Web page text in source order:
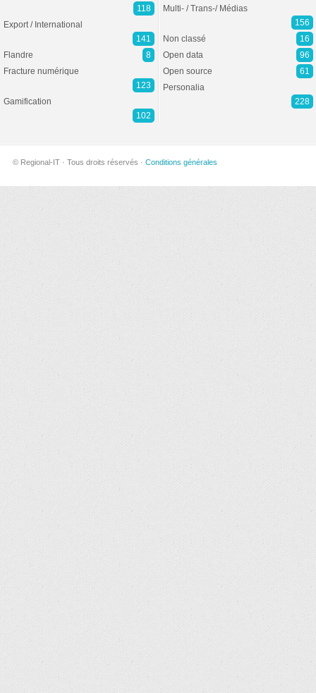
118
Export / International
141
Flandre
8
Fracture numérique
123
Gamification
102
Multi- / Trans-/ Médias
156
Non classé
16
Open data
96
Open source
61
Personalia
228
© Regional-IT · Tous droits réservés · Conditions générales